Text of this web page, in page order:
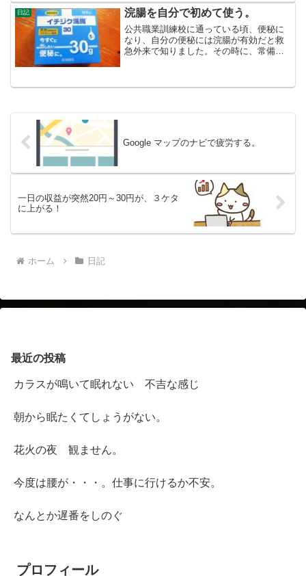
り、ちょうど良いです。...
日記 浣腸を自分で初めて使う。
公共職業訓練校に通っている頃、便秘に
なり、自分の便秘には浣腸が有効だと救
急外来で知りました。その時に、常備薬
Google マップのナビで疲労する。
一日の収益が突然20円～30円が、３ケタ
に上がる！
ホーム 日記
最近の投稿
カラスが鳴いて眠れない 不吉な感じ
朝から眠たくてしょうがない。
花火の夜 観ません。
今度は腰が・・・。仕事に行けるか不安。
なんとか遅番をしのぐ
プロフィール